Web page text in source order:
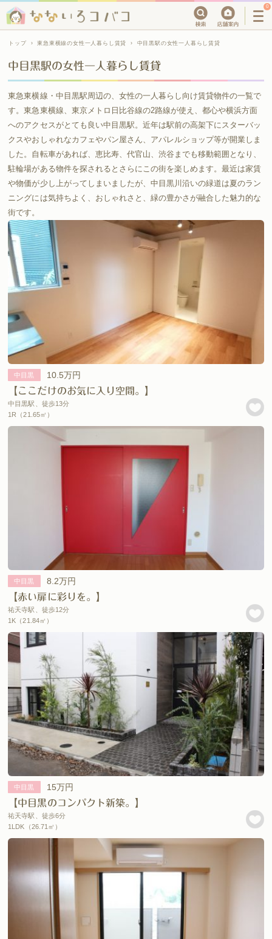
0
トップ › 東急東横線の女性一人暮らし賃貸 › 中目黒駅の女性一人暮らし賃貸
中目黒駅の女性一人暮らし賃貸
東急東横線・中目黒駅周辺の、女性の一人暮らし向け賃貸物件の一覧で
す。東急東横線、東京メトロ日比谷線の2路線が使え、都心や横浜方面
へのアクセスがとても良い中目黒駅。近年は駅前の高架下にスターバッ
クスやおしゃれなカフェやパン屋さん、アパレルショップ等が開業しま
した。自転車があれば、恵比寿、代官山、渋谷までも移動範囲となり、
駐輪場がある物件を探されるとさらにこの街を楽しめます。最近は家賃
や物価が少し上がってしまいましたが、中目黒川沿いの緑道は夏のラン
ニングには気持ちよく、おしゃれさと、緑の豊かさが融合した魅力的な
街です。
中目黒
10.5万円
【ここだけのお気に入り空間。】
中目黒駅、徒歩13分
1R（21.65㎡）
中目黒
8.2万円
【赤い扉に彩りを。】
祐天寺駅、徒歩12分
1K（21.84㎡）
中目黒
15万円
【中目黒のコンパクト新築。】
祐天寺駅、徒歩6分
1LDK（26.71㎡）